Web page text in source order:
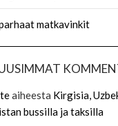
matkavinkit
aiheesta Kirgisia,
bussilla ja taksilla